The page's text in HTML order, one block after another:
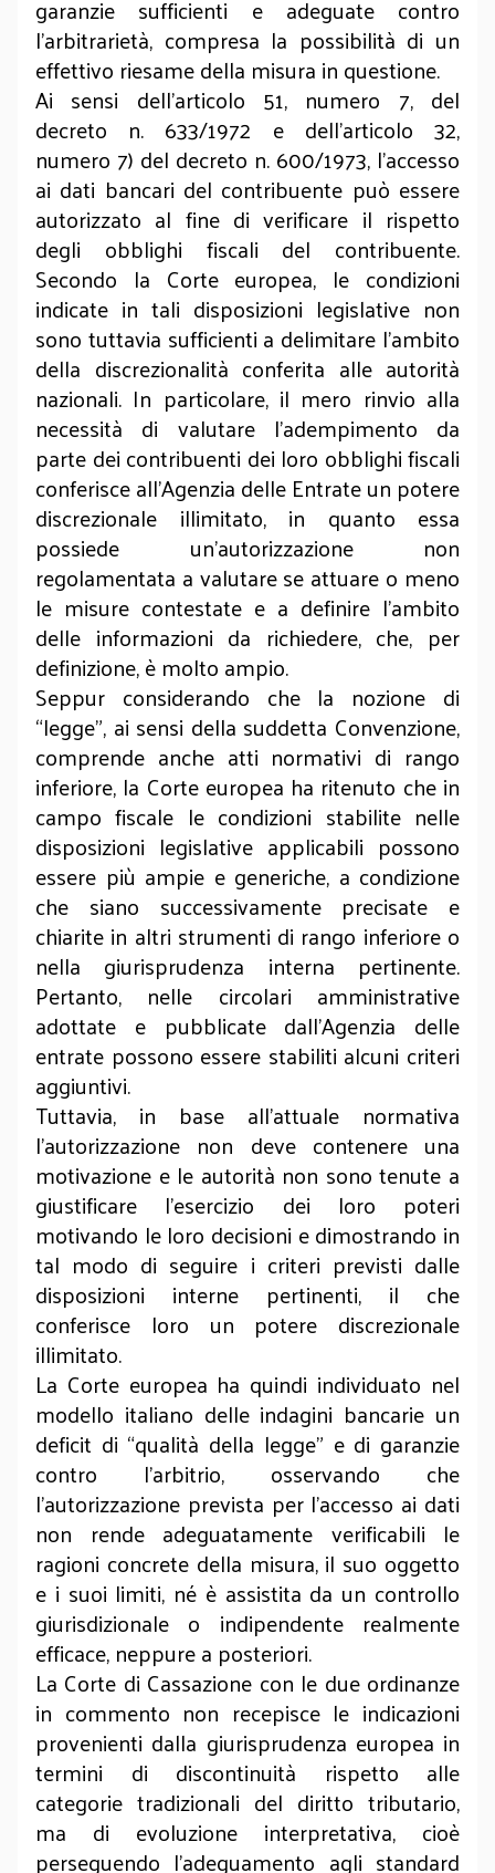
garanzie sufficienti e adeguate contro
l’arbitrarietà, compresa la possibilità di un
effettivo riesame della misura in questione.
Ai sensi dell’articolo 51, numero 7, del
decreto n. 633/1972 e dell’articolo 32,
numero 7) del decreto n. 600/1973, l’accesso
ai dati bancari del contribuente può essere
autorizzato al fine di verificare il rispetto
degli obblighi fiscali del contribuente.
Secondo la Corte europea, le condizioni
indicate in tali disposizioni legislative non
sono tuttavia sufficienti a delimitare l’ambito
della discrezionalità conferita alle autorità
nazionali. In particolare, il mero rinvio alla
necessità di valutare l’adempimento da
parte dei contribuenti dei loro obblighi fiscali
conferisce all’Agenzia delle Entrate un potere
discrezionale illimitato, in quanto essa
possiede un’autorizzazione non
regolamentata a valutare se attuare o meno
le misure contestate e a definire l’ambito
delle informazioni da richiedere, che, per
definizione, è molto ampio.
Seppur considerando che la nozione di
“legge”, ai sensi della suddetta Convenzione,
comprende anche atti normativi di rango
inferiore, la Corte europea ha ritenuto che in
campo fiscale le condizioni stabilite nelle
disposizioni legislative applicabili possono
essere più ampie e generiche, a condizione
che siano successivamente precisate e
chiarite in altri strumenti di rango inferiore o
nella giurisprudenza interna pertinente.
Pertanto, nelle circolari amministrative
adottate e pubblicate dall’Agenzia delle
entrate possono essere stabiliti alcuni criteri
aggiuntivi.
Tuttavia, in base all’attuale normativa
l’autorizzazione non deve contenere una
motivazione e le autorità non sono tenute a
giustificare l’esercizio dei loro poteri
motivando le loro decisioni e dimostrando in
tal modo di seguire i criteri previsti dalle
disposizioni interne pertinenti, il che
conferisce loro un potere discrezionale
illimitato.
La Corte europea ha quindi individuato nel
modello italiano delle indagini bancarie un
deficit di “qualità della legge” e di garanzie
contro l’arbitrio, osservando che
l’autorizzazione prevista per l’accesso ai dati
non rende adeguatamente verificabili le
ragioni concrete della misura, il suo oggetto
e i suoi limiti, né è assistita da un controllo
giurisdizionale o indipendente realmente
efficace, neppure a posteriori.
La Corte di Cassazione con le due ordinanze
in commento non recepisce le indicazioni
provenienti dalla giurisprudenza europea in
termini di discontinuità rispetto alle
categorie tradizionali del diritto tributario,
ma di evoluzione interpretativa, cioè
perseguendo l'adeguamento agli standard